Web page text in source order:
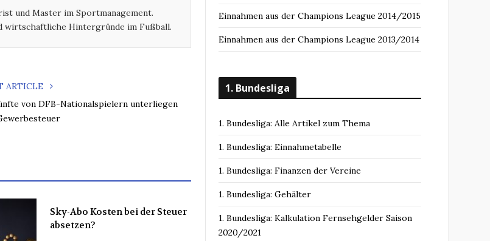
o
k
r
+
n
und Master im Sportmanagement.
wirtschaftliche Hintergründe im Fußball.
ARTICLE
von DFB-Nationalspielern unterliegen
Sky-Abo Kosten bei der Steuer
absetzen?
Einnahmen aus der Champions League 2014/2015
Einnahmen aus der Champions League 2013/2014
1. Bundesliga
1. Bundesliga: Alle Artikel zum Thema
1. Bundesliga: Einnahmetabelle
1. Bundesliga: Finanzen der Vereine
1. Bundesliga: Gehälter
1. Bundesliga: Kalkulation Fernsehgelder Saison
2020/2021